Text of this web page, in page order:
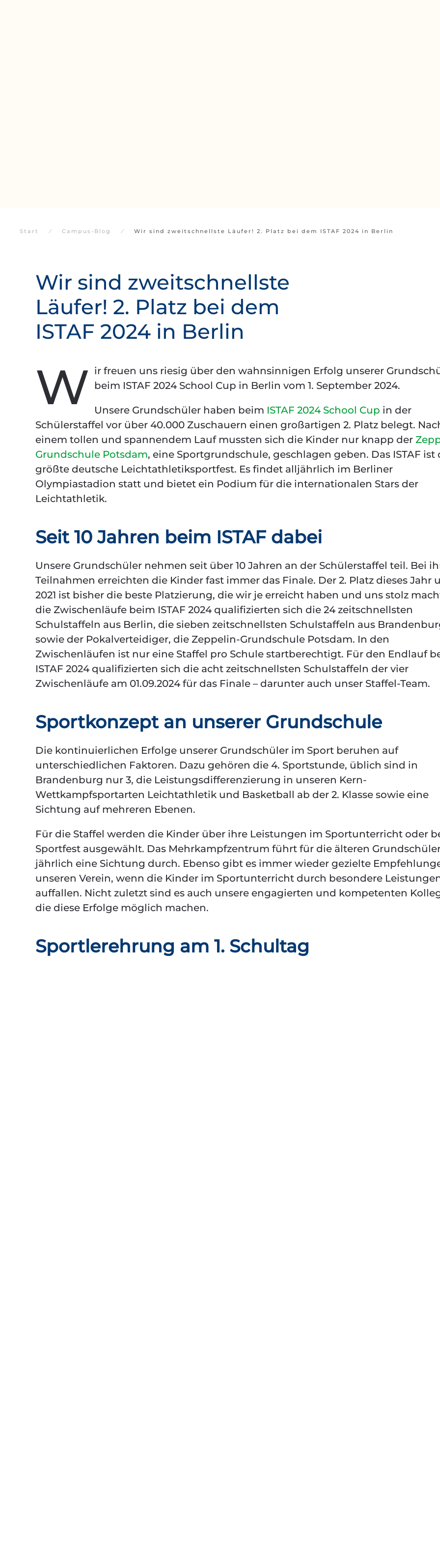
Start Campus-Blog Wir sind zweitschnellste Läufer! 2. Platz bei dem ISTAF 2024 in Berlin
Wir sind zweitschnellste
Läufer! 2. Platz bei dem
ISTAF 2024 in Berlin
W ir freuen uns riesig über den wahnsinnigen Erfolg unserer
beim ISTAF 2024 School Cup in Berlin vom 1. September 2024.
Unsere Grundschüler haben beim ISTAF 2024 School Cup in der
Schülerstaffel vor über 40.000 Zuschauern einen großartigen 2. Platz belegt.
einem tollen und spannendem Lauf mussten sich die Kinder nur knapp der
Grundschule Potsdam, eine Sportgrundschule, geschlagen geben. Das ISTAF ist
größte deutsche Leichtathletiksportfest. Es findet alljährlich im Berliner
Olympiastadion statt und bietet ein Podium für die internationalen Stars der
Leichtathletik.
Seit 10 Jahren beim ISTAF dabei
Unsere Grundschüler nehmen seit über 10 Jahren an der Schülerstaffel teil. Bei
Teilnahmen erreichten die Kinder fast immer das Finale. Der 2. Platz dieses Jahr
2021 ist bisher die beste Platzierung, die wir je erreicht haben und uns stolz
die Zwischenläufe beim ISTAF 2024 qualifizierten sich die 24 zeitschnellsten
Schulstaffeln aus Berlin, die sieben zeitschnellsten Schulstaffeln aus
sowie der Pokalverteidiger, die Zeppelin-Grundschule Potsdam. In den
Zwischenläufen ist nur eine Staffel pro Schule startberechtigt. Für den Endlauf
ISTAF 2024 qualifizierten sich die acht zeitschnellsten Schulstaffeln der vier
Zwischenläufe am 01.09.2024 für das Finale – darunter auch unser Staffel-Team.
Sportkonzept an unserer Grundschule
Die kontinuierlichen Erfolge unserer Grundschüler im Sport beruhen auf
unterschiedlichen Faktoren. Dazu gehören die 4. Sportstunde, üblich sind in
Brandenburg nur 3, die Leistungsdifferenzierung in unseren Kern-
Wettkampfsportarten Leichtathletik und Basketball ab der 2. Klasse sowie eine
Sichtung auf mehreren Ebenen.
Für die Staffel werden die Kinder über ihre Leistungen im Sportunterricht oder
Sportfest ausgewählt. Das Mehrkampfzentrum führt für die älteren
jährlich eine Sichtung durch. Ebenso gibt es immer wieder gezielte
unseren Verein, wenn die Kinder im Sportunterricht durch besondere
auffallen. Nicht zuletzt sind es auch unsere engagierten und kompetenten
die diese Erfolge möglich machen.
Sportlerehrung am 1. Schultag